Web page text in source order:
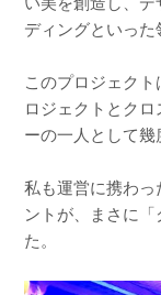
ディングといった
このプロジェク
ロジェクトとク
ーの一人として幾
私も運営に携わ
ントが、まさに
た。